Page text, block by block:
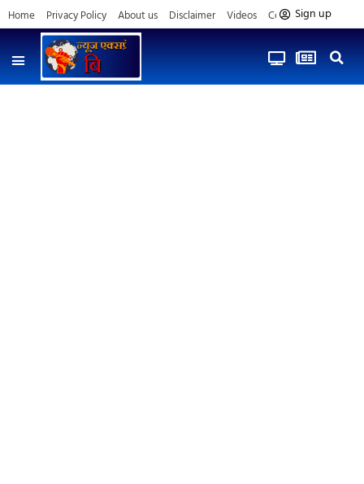
Home Privacy Policy About us Disclaimer Videos Contact us
Sign up